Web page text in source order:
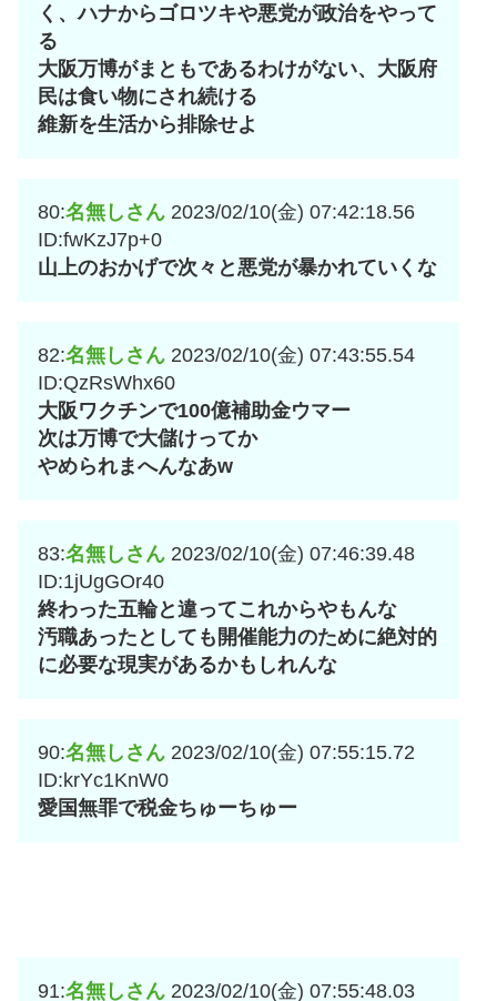
く、ハナからゴロツキや悪党が政治をやって
る
大阪万博がまともであるわけがない、大阪府
民は食い物にされ続ける
維新を生活から排除せよ
80:名無しさん 2023/02/10(金) 07:42:18.56
ID:fwKzJ7p+0
山上のおかげで次々と悪党が暴かれていくな
82:名無しさん 2023/02/10(金) 07:43:55.54
ID:QzRsWhx60
大阪ワクチンで100億補助金ウマー
次は万博で大儲けってか
やめられまへんなあw
83:名無しさん 2023/02/10(金) 07:46:39.48
ID:1jUgGOr40
終わった五輪と違ってこれからやもんな
汚職あったとしても開催能力のために絶対的
に必要な現実があるかもしれんな
90:名無しさん 2023/02/10(金) 07:55:15.72
ID:krYc1KnW0
愛国無罪で税金ちゅーちゅー
91:名無しさん 2023/02/10(金) 07:55:48.03